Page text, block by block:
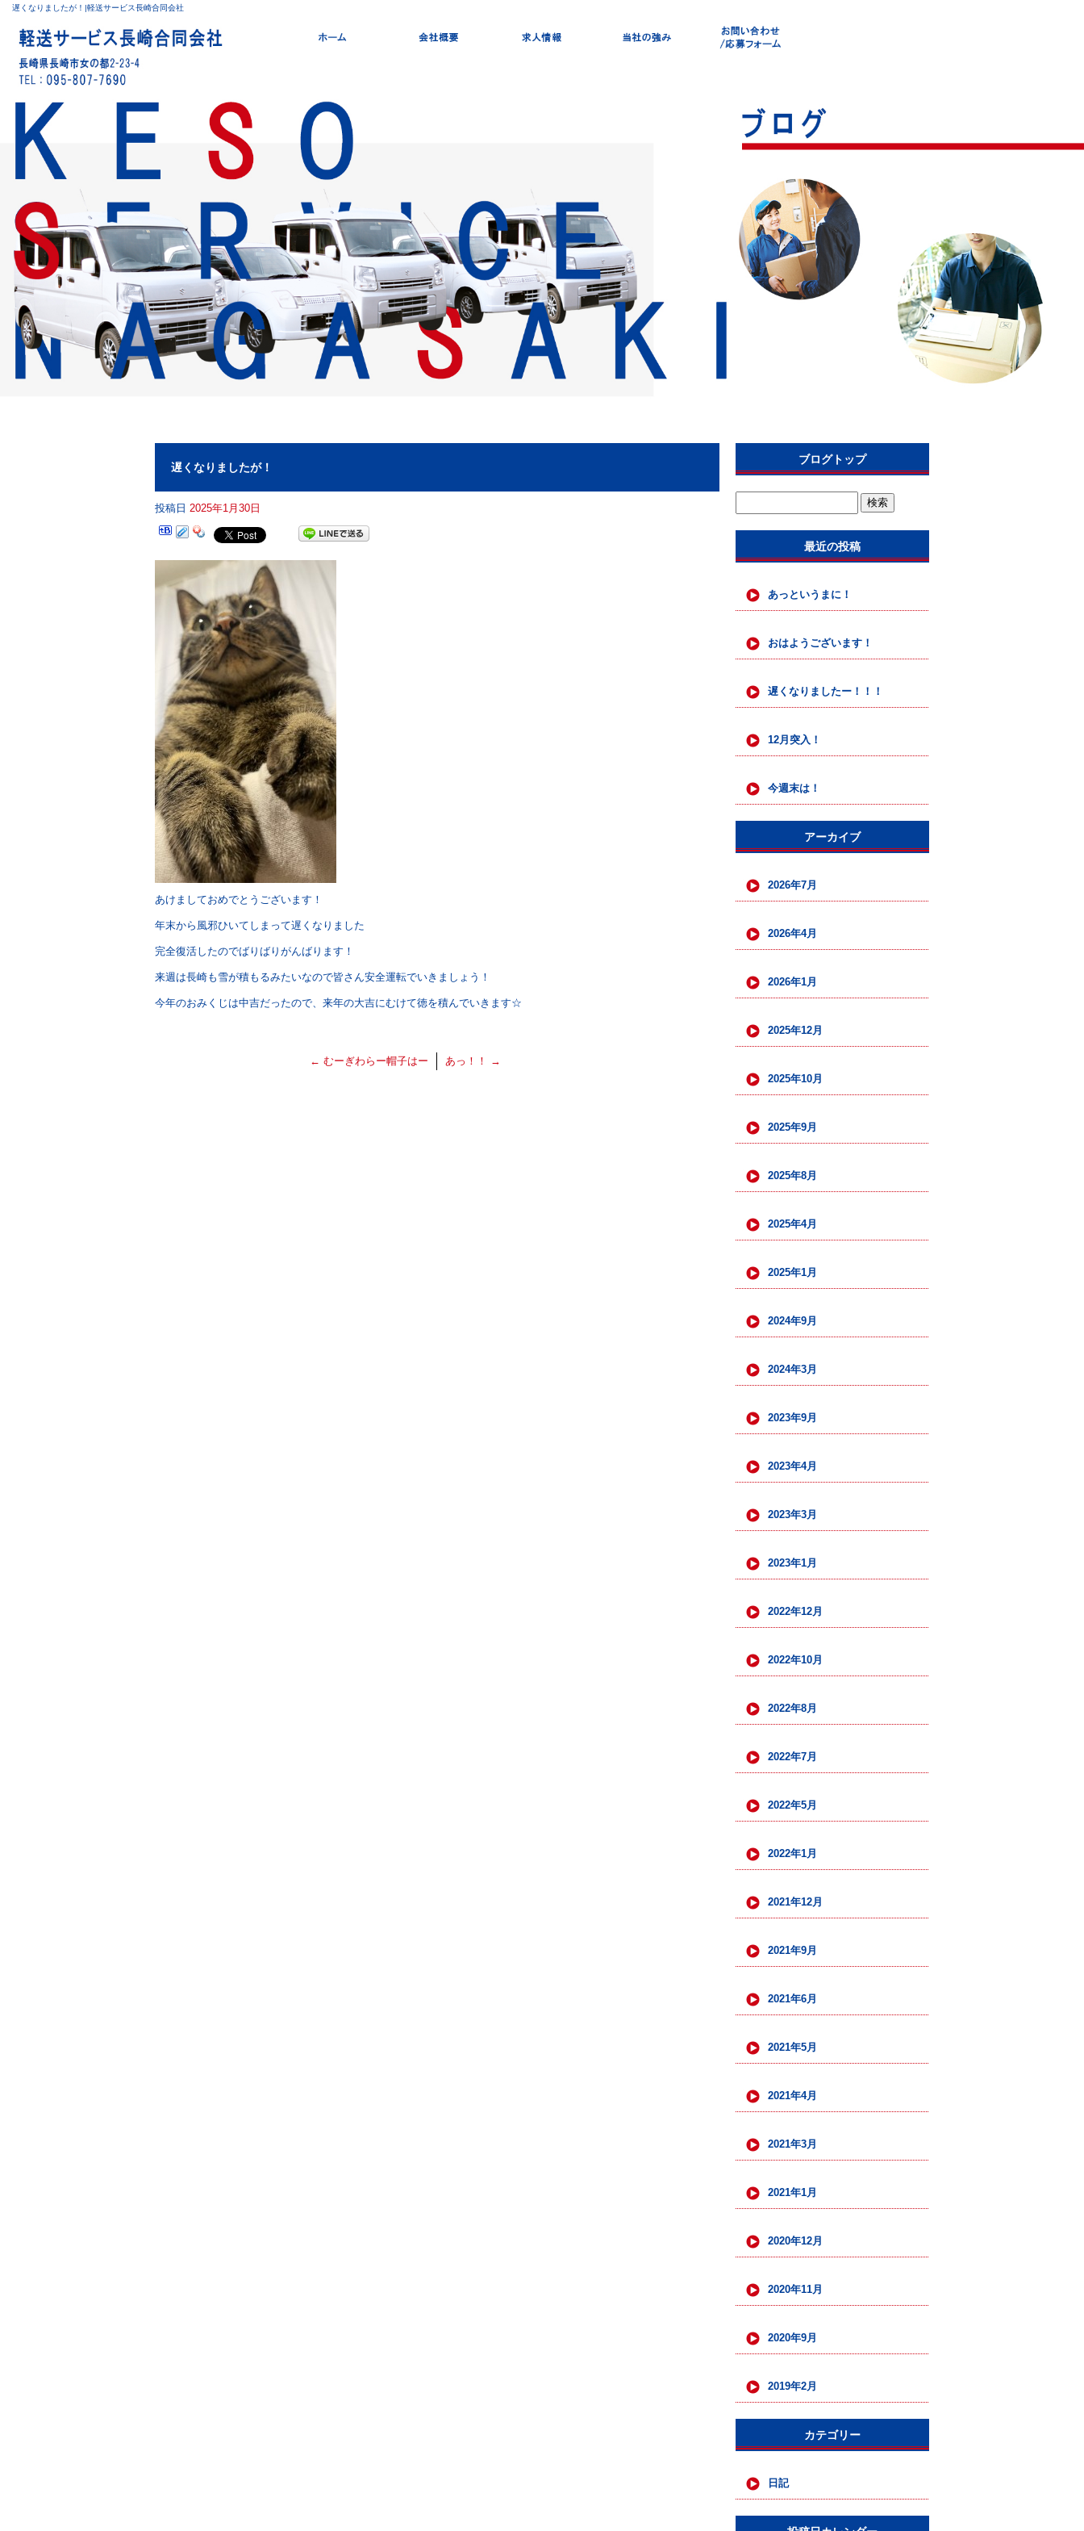
遅くなりましたが！|軽送サービス長崎合同会社
遅くなりましたが！
投稿日 2025年1月30日
あけましておめでとうございます！
年末から風邪ひいてしまって遅くなりました
完全復活したのでばりばりがんばります！
来週は長崎も雪が積もるみたいなので皆さん安全運転でいきましょう！
今年のおみくじは中吉だったので、来年の大吉にむけて徳を積んでいきます☆
← むーぎわらー帽子はー あっ！！ →
ブログトップ
最近の投稿
あっというまに！
おはようございます！
遅くなりましたー！！！
12月突入！
今週末は！
アーカイブ
2026年7月
2026年4月
2026年1月
2025年12月
2025年10月
2025年9月
2025年8月
2025年4月
2025年1月
2024年9月
2024年3月
2023年9月
2023年4月
2023年3月
2023年1月
2022年12月
2022年10月
2022年8月
2022年7月
2022年5月
2022年1月
2021年12月
2021年9月
2021年6月
2021年5月
2021年4月
2021年3月
2021年1月
2020年12月
2020年11月
2020年9月
2019年2月
カテゴリー
日記